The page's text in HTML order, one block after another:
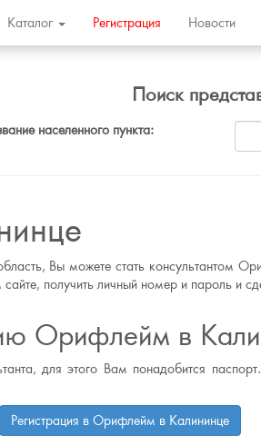
Каталог Регистрация Новости
Поиск
населенного пункта:
Вы можете стать консультантом
получить личный номер и пароль и
Орифлейм в
для этого Вам понадобится
Регистрация в Орифлейм в Калининце